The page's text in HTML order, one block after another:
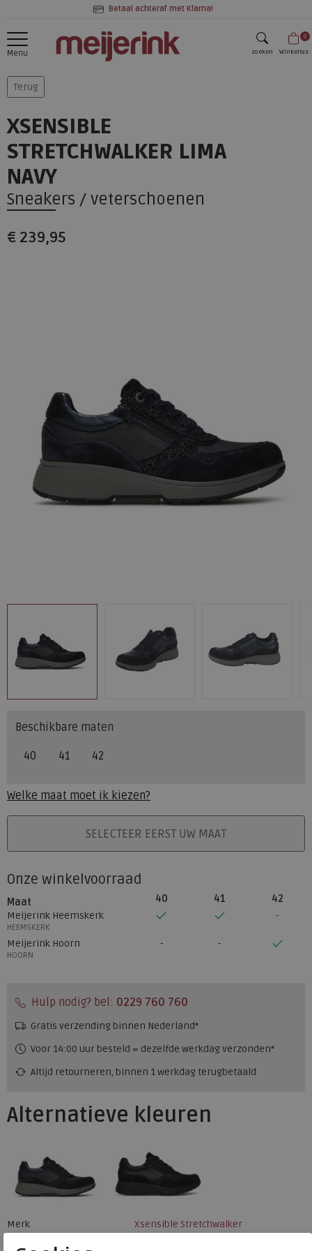
Betaal achteraf met Klarna!
Menu zoeken
0
Winkeltas
Terug
XSENSIBLE
STRETCHWALKER LIMA
NAVY
Sneakers / veterschoenen
€ 239,95
Beschikbare maten
40 41 42
Welke maat moet ik kiezen?
PLAATS IN WINKELMANDSELECTEER EERST UW MAAT
Onze winkelvoorraad
Maat 40 41
42
Meijerink Heemskerk
HEEMSKERK
Meijerink Hoorn
HOORN
Hulp nodig? bel: 0229 760 760
Gratis verzending binnen Nederland*
Voor 14:00 uur besteld = dezelfde werkdag verzonden*
Altijd retourneren, binnen 1 werkdag terugbetaald
Alternatieve kleuren
Merk
Xsensible Stretchwalker